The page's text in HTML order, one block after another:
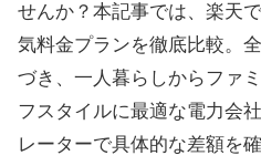
せんか？本記事では、楽天
気料金プランを徹底比較。
づき、一人暮らしからファ
フスタイルに最適な電力会
レーターで具体的な差額を